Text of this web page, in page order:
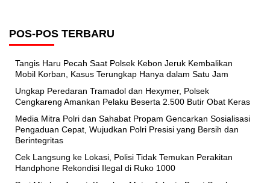
POS-POS TERBARU
Tangis Haru Pecah Saat Polsek Kebon Jeruk Kembalikan
Mobil Korban, Kasus Terungkap Hanya dalam Satu Jam
Ungkap Peredaran Tramadol dan Hexymer, Polsek
Cengkareng Amankan Pelaku Beserta 2.500 Butir Obat Keras
Media Mitra Polri dan Sahabat Propam Gencarkan Sosialisasi
Pengaduan Cepat, Wujudkan Polri Presisi yang Bersih dan
Berintegritas
Cek Langsung ke Lokasi, Polisi Tidak Temukan Perakitan
Handphone Rekondisi Ilegal di Ruko 1000